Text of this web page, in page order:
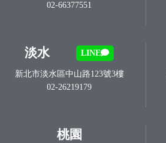
02-66377551
淡水 LINE
新北市淡水區中山路123號3樓
02-26219179
桃園